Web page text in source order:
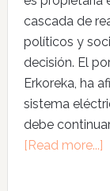
cascada de
políticos y
decisión. El
Erkoreka, ha
sistema
debe
[Read more...]